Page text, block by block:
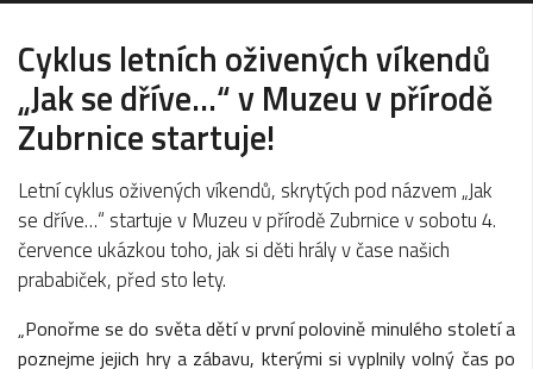
Cyklus letních oživených víkendů
„Jak se dříve…“ v Muzeu v přírodě
Zubrnice startuje!
Letní cyklus oživených víkendů, skrytých pod názvem „Jak
se dříve…“ startuje v Muzeu v přírodě Zubrnice v sobotu 4.
července ukázkou toho, jak si děti hrály v čase našich
prababiček, před sto lety.
„Ponořme se do světa dětí v první polovině minulého století a
poznejme jejich hry a zábavu, kterými si vyplnily volný čas po